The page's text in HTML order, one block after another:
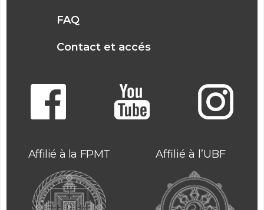
FAQ
Contact et accés
Affilié à la FPMT Affilié à l’UBF